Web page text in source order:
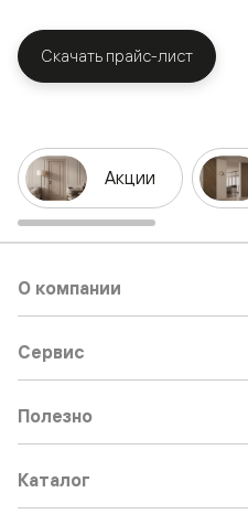
Скачать прайс-лист
Акции
О компании
Сервис
Полезно
Каталог